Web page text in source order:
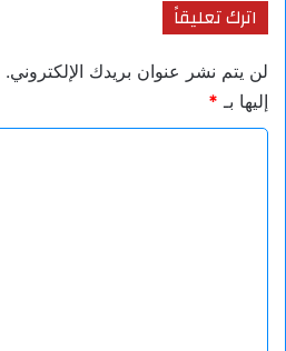
اترك تعليقاً
لن يتم نشر عنوان بريدك الإلكتروني.
إليها بـ *